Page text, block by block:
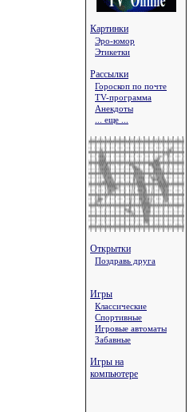
Картинки
Эро-юмор
Этикетки
Рассылки
Гороскоп по почте
TV-программа
Анекдоты
... еще ...
Открытки
Поздравь друга
Игры
Классические
Спортивные
Игровые автоматы
Забавные
Игры на
компьютере